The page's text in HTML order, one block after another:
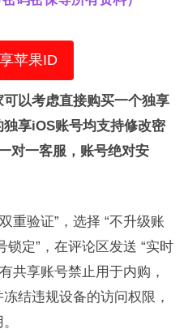
苹果ID
以考虑直接购买一个独享
享iOS账号均支持修改密
对一客服，账号绝对安
重验证”，选择 “不升级账
锁定”，在评论区发送 “实时
共享账号禁止用于内购，
结违规设备的访问权限，